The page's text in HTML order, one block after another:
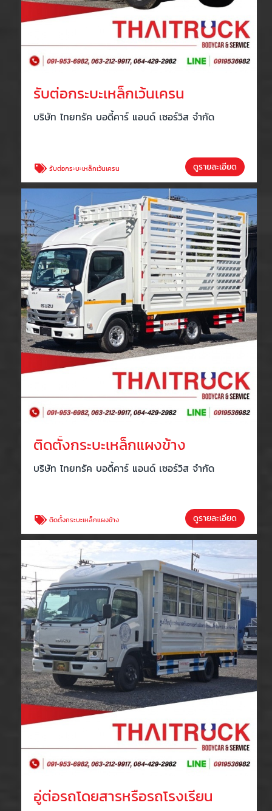
รับต่อกระบะเหล็กเว้นเครน
บริษัท ไทยทรัค บอดี้คาร์ แอนด์ เซอร์วิส จำกัด
รับต่อกระบะเหล็กเว้นเครน ดูรายละเอียด
ติดตั้งกระบะเหล็กแผงข้าง
บริษัท ไทยทรัค บอดี้คาร์ แอนด์ เซอร์วิส จำกัด
ติดตั้งกระบะเหล็กแผงข้าง ดูรายละเอียด
อู่ต่อรถโดยสารหรือรถโรงเรียน